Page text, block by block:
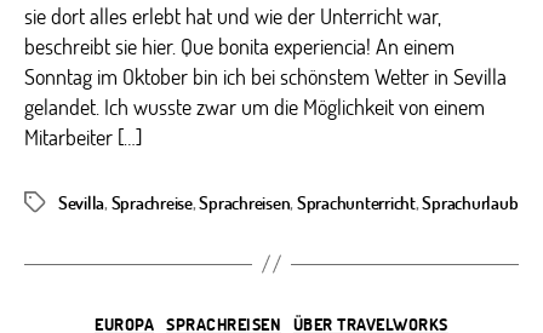
sie dort alles erlebt hat und wie der Unterricht war,
beschreibt sie hier. Que bonita experiencia! An einem
Sonntag im Oktober bin ich bei schönstem Wetter in Sevilla
gelandet. Ich wusste zwar um die Möglichkeit von einem
Mitarbeiter […]
Schlagwörter
Sevilla, Sprachreise,Sprachreisen, Sprachunterricht,Sprachurlaub
Kategorien
EUROPA SPRACHREISEN ÜBER TRAVELWORKS